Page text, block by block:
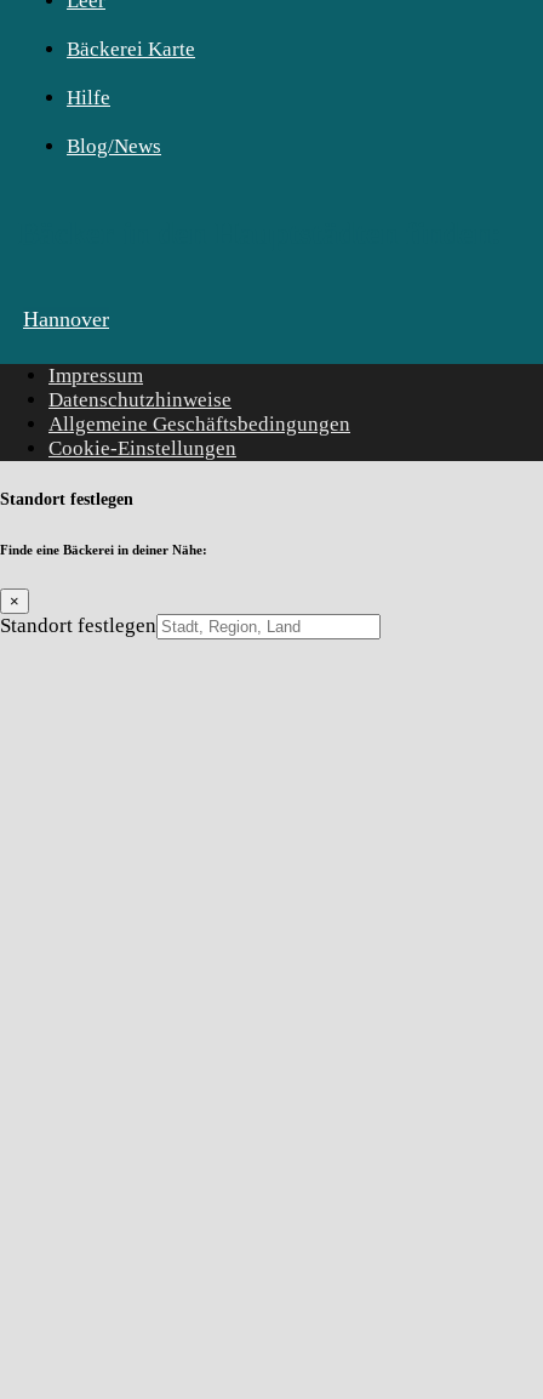
Bäckerei Karte
Hilfe
Blog/News
Hannover
Impressum
Datenschutzhinweise
Allgemeine Geschäftsbedingungen
Cookie-Einstellungen
Standort festlegen
Finde eine Bäckerei in deiner Nähe:
×
Standort festlegen